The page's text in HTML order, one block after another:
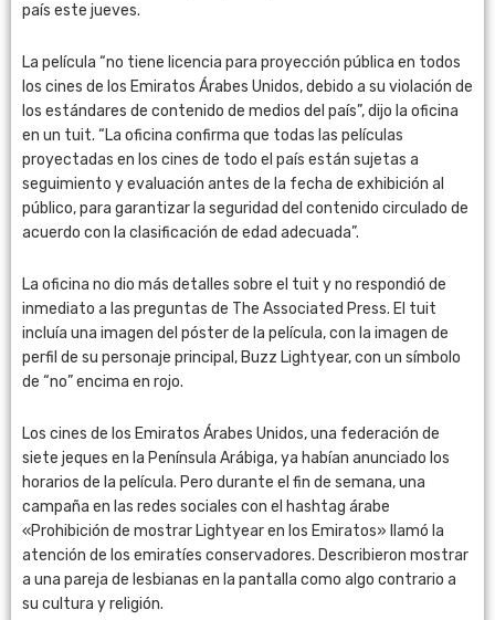
país este jueves.
La película “no tiene licencia para proyección pública en todos
los cines de los Emiratos Árabes Unidos, debido a su violación de
los estándares de contenido de medios del país”, dijo la oficina
en un tuit. “La oficina confirma que todas las películas
proyectadas en los cines de todo el país están sujetas a
seguimiento y evaluación antes de la fecha de exhibición al
público, para garantizar la seguridad del contenido circulado de
acuerdo con la clasificación de edad adecuada”.
La oficina no dio más detalles sobre el tuit y no respondió de
inmediato a las preguntas de The Associated Press. El tuit
incluía una imagen del póster de la película, con la imagen de
perfil de su personaje principal, Buzz Lightyear, con un símbolo
de “no” encima en rojo.
Los cines de los Emiratos Árabes Unidos, una federación de
siete jeques en la Península Arábiga, ya habían anunciado los
horarios de la película. Pero durante el fin de semana, una
campaña en las redes sociales con el hashtag árabe
«Prohibición de mostrar Lightyear en los Emiratos» llamó la
atención de los emiratíes conservadores. Describieron mostrar
a una pareja de lesbianas en la pantalla como algo contrario a
su cultura y religión.